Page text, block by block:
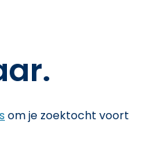
om je zoektocht voort